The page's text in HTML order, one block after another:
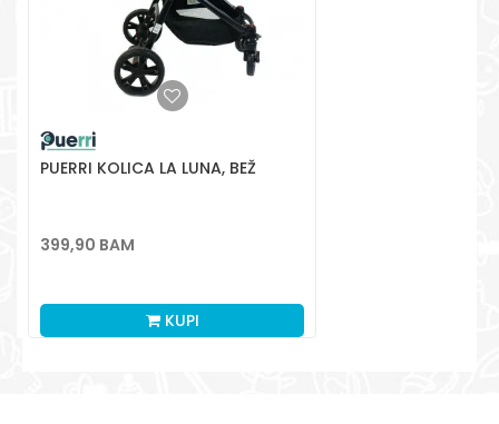
PUERRI KOLICA LA LUNA, BEŽ
399,90 BAM
KUPI